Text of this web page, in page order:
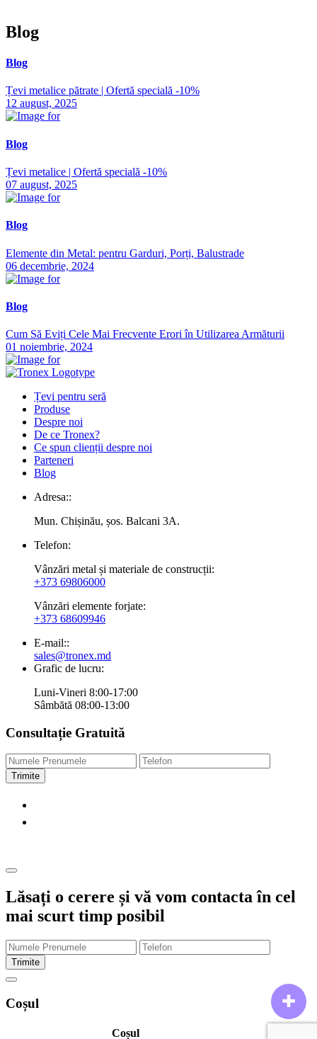
Blog
Blog
Țevi metalice pătrate | Ofertă specială -10%
12 august, 2025
Blog
Țevi metalice | Ofertă specială -10%
07 august, 2025
Blog
Elemente din Metal: pentru Garduri, Porți, Balustrade
06 decembrie, 2024
Blog
Cum Să Eviți Cele Mai Frecvente Erori în Utilizarea Armăturii
01 noiembrie, 2024
✚
Țevi pentru seră
Produse
Despre noi
De ce Tronex?
Ce spun clienții despre noi
Parteneri
Blog
Adresa::
Mun. Chișinău, șos. Balcani 3A.
Telefon:
Vânzări metal și materiale de construcții:
+373 69806000
Vânzări elemente forjate:
+373 68609946
E-mail::
sales@tronex.md
Grafic de lucru:
Luni-Vineri 8:00-17:00
Sâmbătă 08:00-13:00
Consultație Gratuită
Trimite
Lăsați o cerere și vă vom contacta în cel
mai scurt timp posibil
Trimite
Coșul
Coșul